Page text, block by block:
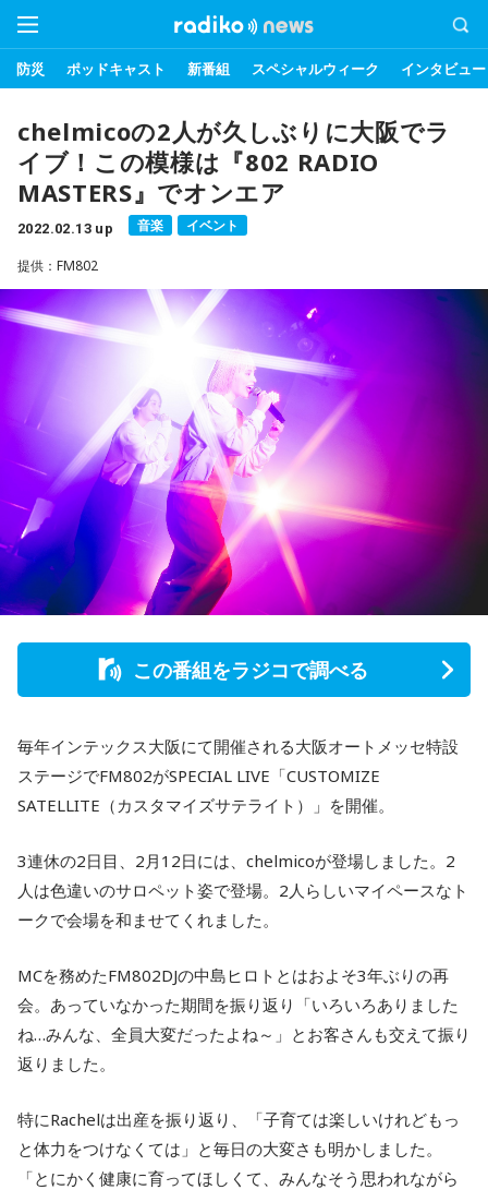
防災 ポッドキャスト 新番組 スペシャルウィーク インタビュー
chelmicoの2人が久しぶりに大阪でラ
イブ！この模様は『802 RADIO
MASTERS』でオンエア
2022.02.13 up 音楽 イベント
提供：FM802
この番組をラジコで調べる
毎年インテックス大阪にて開催される大阪オートメッセ特設
ステージでFM802がSPECIAL LIVE「CUSTOMIZE
SATELLITE（カスタマイズサテライト）」を開催。
3連休の2日目、2月12日には、chelmicoが登場しました。2
人は色違いのサロペット姿で登場。2人らしいマイペースなト
ークで会場を和ませてくれました。
MCを務めたFM802DJの中島ヒロトとはおよそ3年ぶりの再
会。あっていなかった期間を振り返り「いろいろありました
ね…みんな、全員大変だったよね～」とお客さんも交えて振り
返りました。
特にRachelは出産を振り返り、「子育ては楽しいけれどもっ
と体力をつけなくては」と毎日の大変さも明かしました。
「とにかく健康に育ってほしくて、みんなそう思われながら